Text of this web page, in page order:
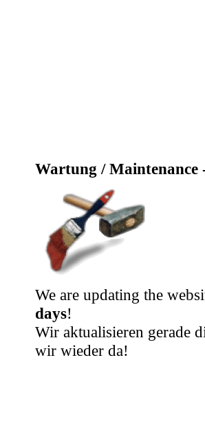
Wartung / Maintenance
We are updating the
days!
Wir aktualisieren gerade
wir wieder da!